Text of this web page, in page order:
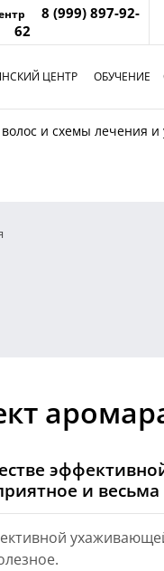
8 (999) 897-92-
62
ЦЕНТР ОБУЧЕНИЕ
и схемы лечения и
и весьма